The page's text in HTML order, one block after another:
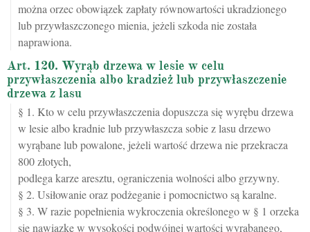
można orzec obowiązek zapłaty równowartości ukradzionego
lub przywłaszczonego mienia, jeżeli szkoda nie została
naprawiona.
Art. 120. Wyrąb drzewa w lesie w celu
przywłaszczenia albo kradzież lub przywłaszczenie
drzewa z lasu
§ 1. Kto w celu przywłaszczenia dopuszcza się wyrębu drzewa
w lesie albo kradnie lub przywłaszcza sobie z lasu drzewo
wyrąbane lub powalone, jeżeli wartość drzewa nie przekracza
800 złotych,
podlega karze aresztu, ograniczenia wolności albo grzywny.
§ 2. Usiłowanie oraz podżeganie i pomocnictwo są karalne.
§ 3. W razie popełnienia wykroczenia określonego w § 1 orzeka
się nawiązkę w wysokości podwójnej wartości wyrąbanego,